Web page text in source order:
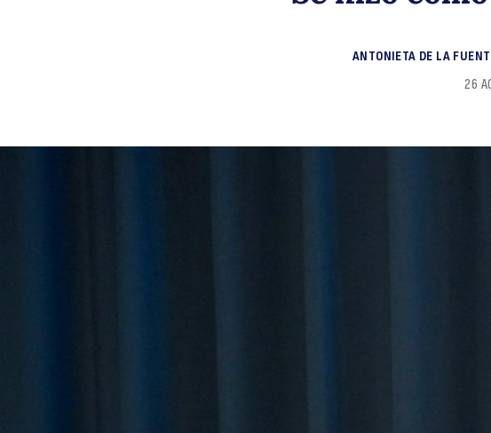
ANTONIETA DE LA
26